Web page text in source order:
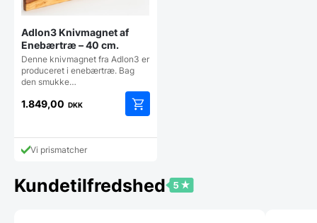
Adlon3 Knivmagnet af
Enebærtræ – 40 cm.
Denne knivmagnet fra Adlon3 er
produceret i enebærtræ. Bag
den smukke…
1.849,00 DKK
Vi prismatcher
Kundetilfredshed